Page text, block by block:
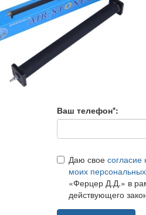
Ваш телефон*:
Даю свое согласие
моих
«Ферцер Д.Д.» в
действующего